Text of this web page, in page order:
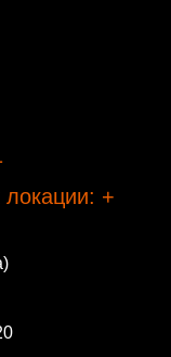
локации: +